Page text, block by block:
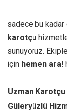
sadece bu kadar
karotçu
sunuyoruz.
için hemen ara!
Uzman
Güleryüzlü